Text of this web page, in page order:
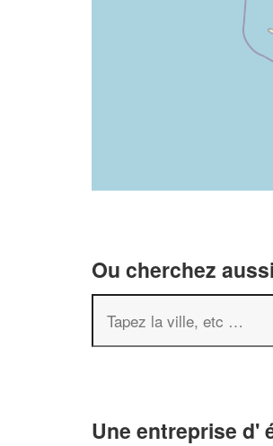
Ou cherchez
Une entreprise d'